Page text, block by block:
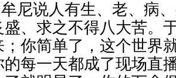
尼说人有生、老、病
、求之不得八大苦。
你简单了，这个世界
的每一天都成了现场直